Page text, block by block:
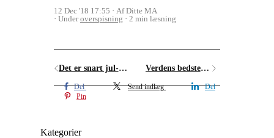
12 Dec '18 17:55
Af Ditte MA
Underoverspisning 2 min læsning
Det er snart jul- giver det mening at starte op nu? Verdens bedste julegave
Del Send indlæg
Del
Pin
Kategorier